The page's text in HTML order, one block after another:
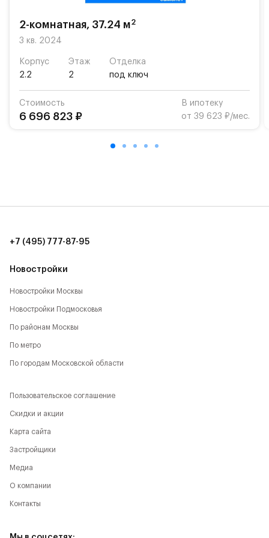
2-комнатная, 37.24 м2
3 кв. 2024
Корпус
2.2
Этаж
2
Отделка
под ключ
Стоимость
6 696 823 ₽
В ипотеку
от 39 623 ₽/мес.
Новостройки
Новостройки Москвы
Новостройки Подмосковья
По районам Москвы
По метро
По городам Московской области
+7 (495) 777-87-95
Пользовательское соглашение
Скидки и акции
Карта сайта
Застройщики
Медиа
О компании
Контакты